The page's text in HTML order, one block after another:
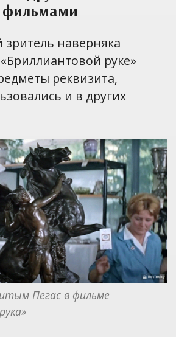
фильмами
наверняка
руке»
реквизита,
и в других
Пегас в фильме